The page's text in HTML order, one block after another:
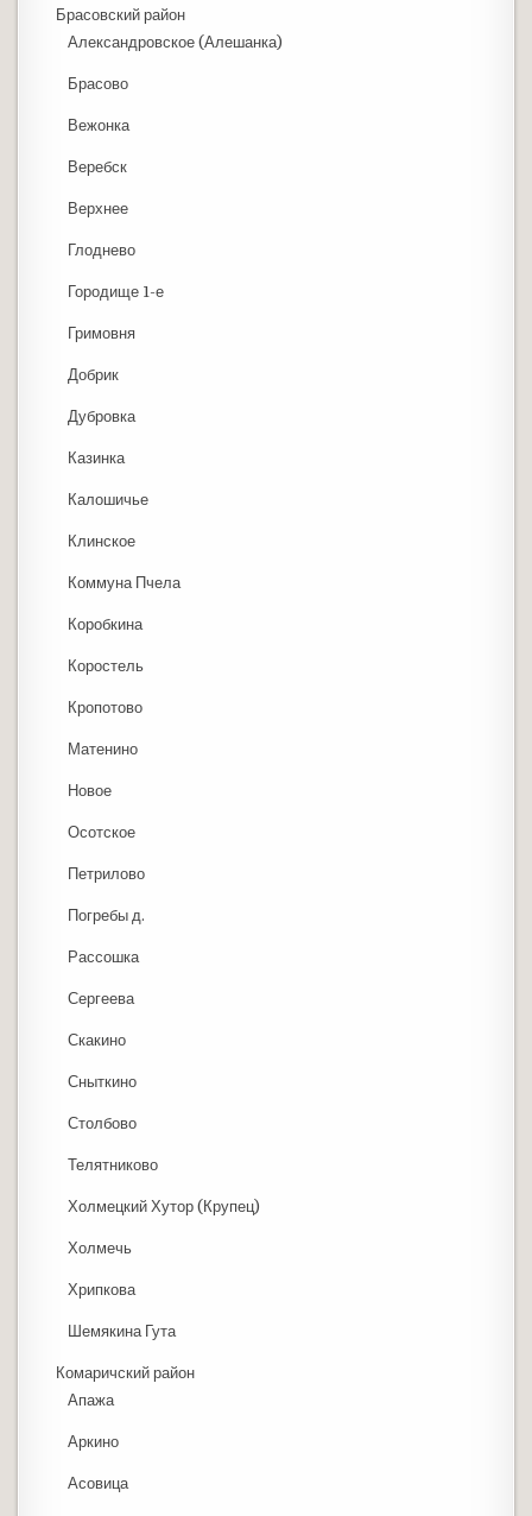
Брасовский район
Александровское (Алешанка)
Брасово
Вежонка
Веребск
Верхнее
Глоднево
Городище 1-е
Гримовня
Добрик
Дубровка
Казинка
Калошичье
Клинское
Коммуна Пчела
Коробкина
Коростель
Кропотово
Матенино
Новое
Осотское
Петрилово
Погребы д.
Рассошка
Сергеева
Скакино
Сныткино
Столбово
Телятниково
Холмецкий Хутор (Крупец)
Холмечь
Хрипкова
Шемякина Гута
Комаричский район
Апажа
Аркино
Асовица